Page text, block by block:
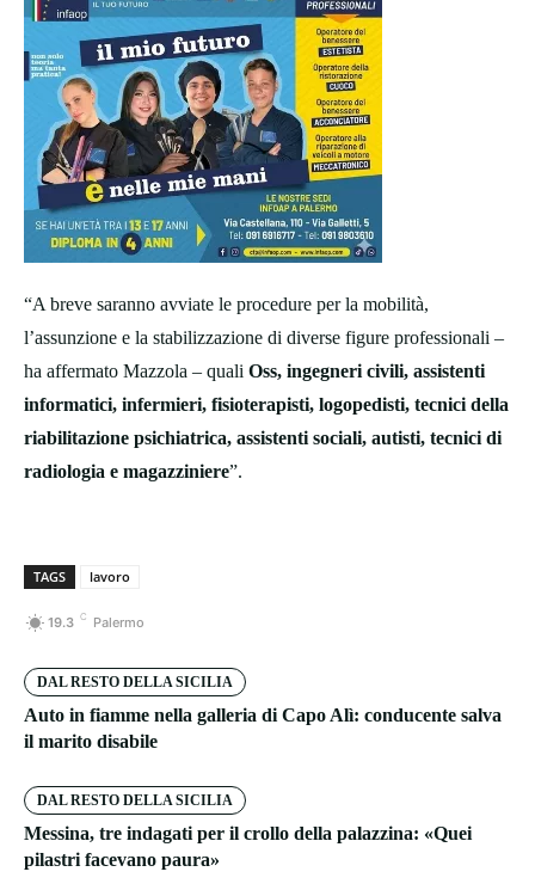
“A breve saranno avviate le procedure per la mobilità,
l’assunzione e la stabilizzazione di diverse figure professionali –
ha affermato Mazzola – quali Oss, ingegneri civili, assistenti
informatici, infermieri, fisioterapisti, logopedisti, tecnici della
riabilitazione psichiatrica, assistenti sociali, autisti, tecnici di
radiologia e magazziniere”.
TAGS lavoro
19.3 C Palermo
DAL RESTO DELLA SICILIA
Auto in fiamme nella galleria di Capo Alì: conducente salva
il marito disabile
DAL RESTO DELLA SICILIA
Messina, tre indagati per il crollo della palazzina: «Quei
pilastri facevano paura»